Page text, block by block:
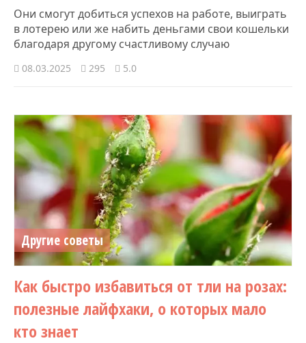
Они смогут добиться успехов на работе, выиграть
в лотерею или же набить деньгами свои кошельки
благодаря другому счастливому случаю
08.03.2025 295 5.0
Другие советы
Как быстро избавиться от тли на розах:
полезные лайфхаки, о которых мало
кто знает